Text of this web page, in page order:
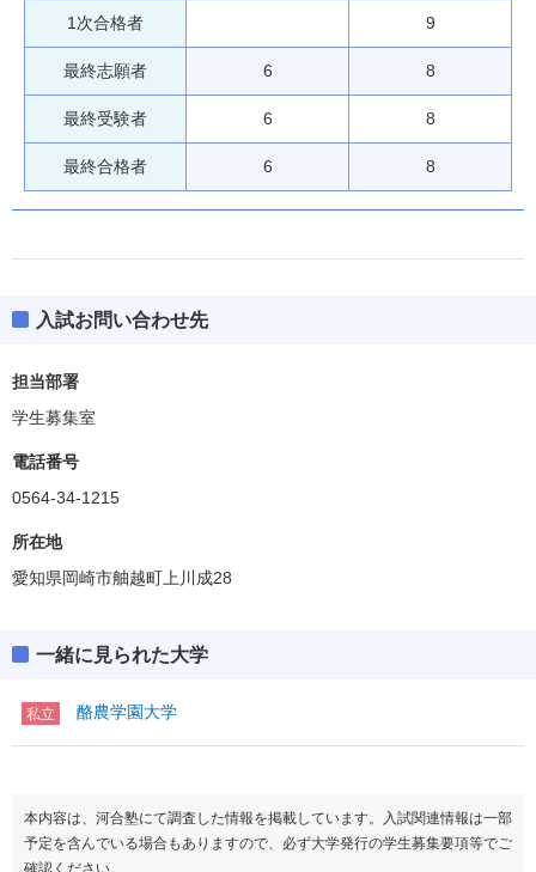
1次合格者 9
最終志願者 6 8
最終受験者 6 8
最終合格者 6 8
入試お問い合わせ先
担当部署
学生募集室
電話番号
0564-34-1215
所在地
愛知県岡崎市舳越町上川成28
一緒に見られた大学
私立 酪農学園大学
本内容は、河合塾にて調査した情報を掲載しています。入試関連情報は一部
予定を含んでいる場合もありますので、必ず大学発行の学生募集要項等でご
確認ください。